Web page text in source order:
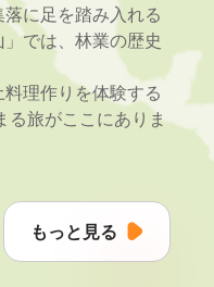
に足を踏み入れる
では、林業の歴史
理作りを体験する
旅がここにありま
もっと見る